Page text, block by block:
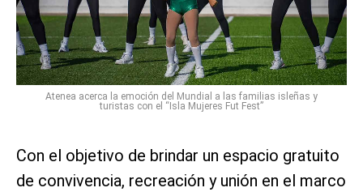
Atenea acerca la emoción del Mundial a las familias isleñas y
turistas con el “Isla Mujeres Fut Fest”
Con el objetivo de brindar un espacio gratuito
de convivencia, recreación y unión en el marco